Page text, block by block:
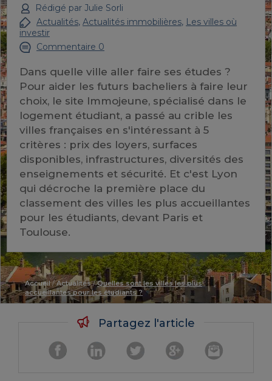
Rédigé par Julie Sorli
Actualités, Actualités immobilières, Les villes où
investir
Commentaire 0
Dans quelle ville aller faire ses études ?
Pour aider les futurs bacheliers à faire leur
choix, le site Immojeune, spécialisé dans le
logement étudiant, a passé au crible les
villes françaises en s'intéressant à 5
critères : prix des loyers, surfaces
disponibles, infrastructures, diversités des
enseignements et sécurité. Et c'est Lyon
qui décroche la première place du
classement des villes les plus accueillantes
pour les étudiants, devant Paris et
Toulouse.
Accueil/Actualités/Quelles sont les villes les plus
accueillantes pour les étudiants ?
Partagez l'article